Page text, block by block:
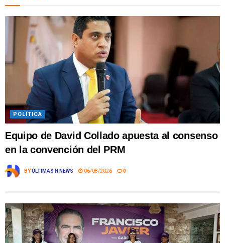
POLÍTICA
Equipo de David Collado apuesta al consenso
en la convención del PRM
BYÚLTIMAS H NEWS 06/08/2026 0